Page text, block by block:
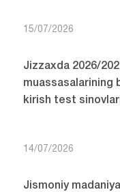
15/07/2026
Jizzaxda 2026/
muassasalarining
kirish test
14/07/2026
Jismoniy